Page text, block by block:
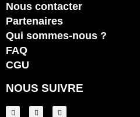
Nous contacter
Partenaires
Qui sommes-nous ?
FAQ
CGU
NOUS SUIVRE